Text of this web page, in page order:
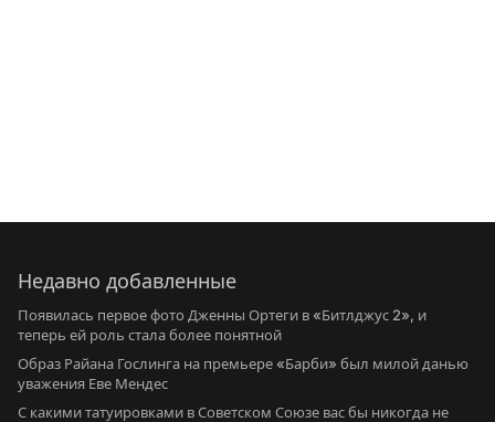
Недавно добавленные
Появилась первое фото Дженны Ортеги в «Битлджус 2», и
теперь ей роль стала более понятной
Образ Райана Гослинга на премьере «Барби» был милой данью
уважения Еве Мендес
С какими татуировками в Советском Союзе вас бы никогда не